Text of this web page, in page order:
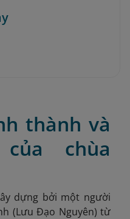
thành và
chùa
dựng bởi một người
(Lưu Đạo Nguyên) từ